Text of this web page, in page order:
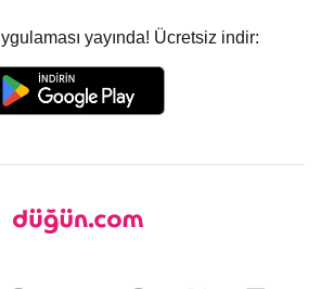
yayında! Ücretsiz indir: